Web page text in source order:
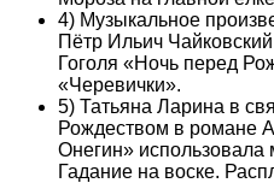
4) Музыкальное
Пётр Ильич
Гоголя «Ночь перед
«Черевички».
5) Татьяна Ларина в
Рождеством в романе
Онегин» использовала
Гадание на воске.